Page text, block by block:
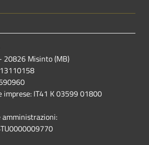
20826 Misinto (MB)
imprese: IT41 K 03599 01800
amministrazioni: